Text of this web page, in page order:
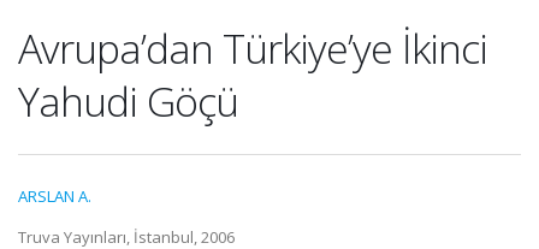
Avrupa’dan Türkiye’ye İkinci
Yahudi Göçü
ARSLAN A.
Truva Yayınları, İstanbul, 2006